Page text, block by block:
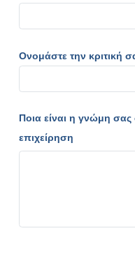
Ονομάστε την κριτική
Ποια είναι η γνώμη σας
επιχείρηση